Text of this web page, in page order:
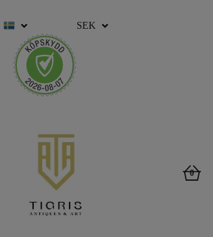
SEK
0